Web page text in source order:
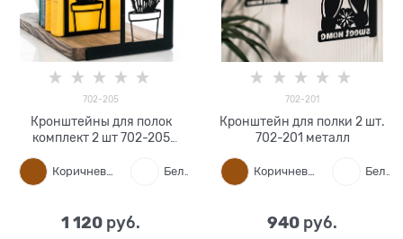
702-205
Кронштейны для полок
комплект 2 шт 702-205
Коричневый Белый Черный
1 120 руб.
702-201
Кронштейн для полки 2 шт.
702-201 металл
Коричневый Белый
940 руб.